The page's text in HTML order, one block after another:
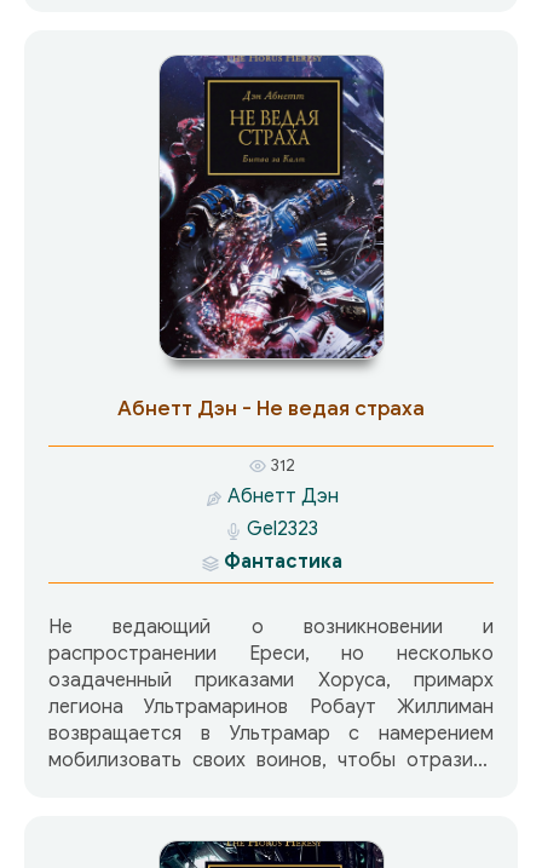
лишенную жизни: бесконечный океан песков
покрывает ее поверхность. Причины
выясняются позже. Некогда обитатели Харды
передали совершеннейшим автоматам
управление не только производством, но и
чисто человеческими сферами жизни.
«Электрон расставил коварные сети, обещая
человеку сытую, бездумную жизнь…» И человек
превратился в этом мире в придаток
саморегулирующейся технологической
системы. Супермозг в конце концов «перевел»
людей в иное состояние: потому их и нет на
этой планете, что «упакованы» они в
крохотные информационные ячейки внутри
песчинок. Зловещая серо-желтая пустыня
оказывается воплощением кибернетического
Абнетт Дэн - Не ведая страха
312
Абнетт Дэн
Gel2323
Фантастика
Не ведающий о возникновении и
распространении Ереси, но несколько
озадаченный приказами Хоруса, примарх
легиона Ультрамаринов Робаут Жиллиман
возвращается в Ультрамар с намерением
мобилизовать своих воинов, чтобы отразить
союзник Ультрамаринов в этой битве, легион